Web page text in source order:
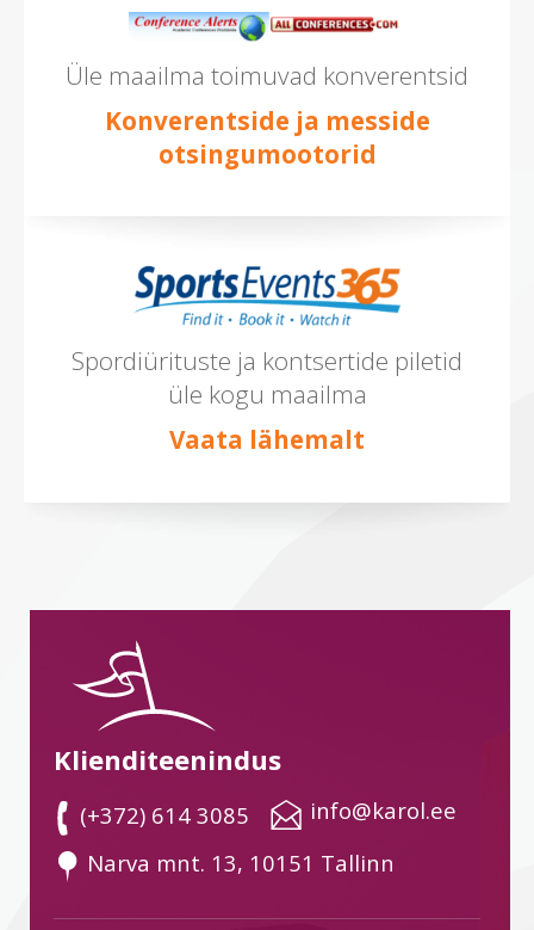
Üle maailma toimuvad konverentsid
Konverentside ja messide
otsingumootorid
Spordiürituste ja kontsertide piletid
üle kogu maailma
Vaata lähemalt
Klienditeenindus
(+372) 614 3085
info@karol.ee
Narva mnt. 13, 10151 Tallinn